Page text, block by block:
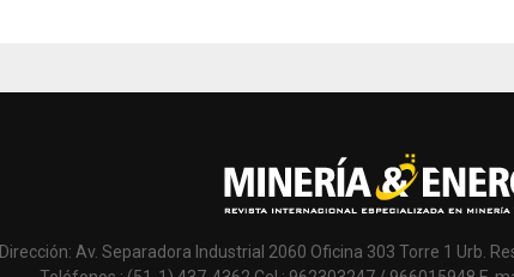
Dirección: Av. Separadora Industrial 2060 Oficina 303 Torre 1 Urb.